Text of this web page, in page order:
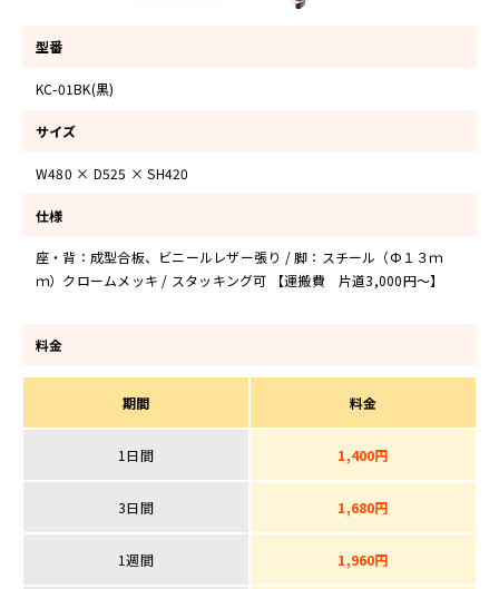
型番
KC-01BK(黒)
サイズ
W480 × D525 × SH420
仕様
座・背：成型合板、ビニールレザー張り / 脚：スチール（Ф１３ｍ
ｍ）クロームメッキ / スタッキング可 【運搬費 片道3,000円～】
料金
期間 料金
1日間 1,400円
3日間 1,680円
1週間 1,960円